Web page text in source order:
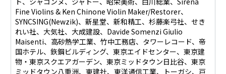
Fine Violins & Ken Chinone Violin Maker/Restorer、
SYNCSING(Newzik)、新星堂、新和精工、杉藤楽弓社、せき
れい社、大気社、大成建設、Davide Somenzi Giulio
Maisenti、高砂熱学工業、竹中工務店、タワーレコード、帝
国ホテル、鉃鋼ビルディング、東京エイドセンター、東京建
物・東京スクエアガーデン、東京ミッドタウン日比谷、東京
ミッドタウン八重洲、東建社、東洋通信工業、トーガシ、戸